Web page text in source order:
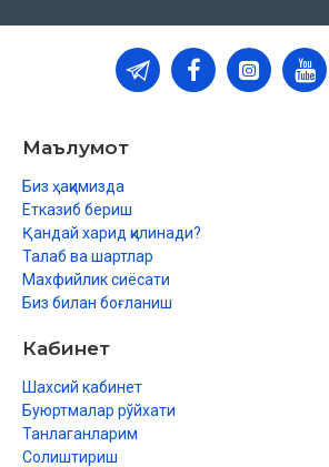
Маълумот
Биз ҳақимизда
Етказиб бериш
Қандай харид қилинади?
Талаб ва шартлар
Махфийлик сиёсати
Биз билан боғланиш
Кабинет
Шахсий кабинет
Буюртмалар рўйхати
Танлаганларим
Солиштириш